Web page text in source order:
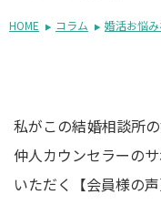
HOME コラム 婚活お悩
私がこの結婚相談所
仲人カウンセラーの
いただく【会員様の声